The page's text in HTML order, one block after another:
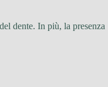
dente. In più, la presenza